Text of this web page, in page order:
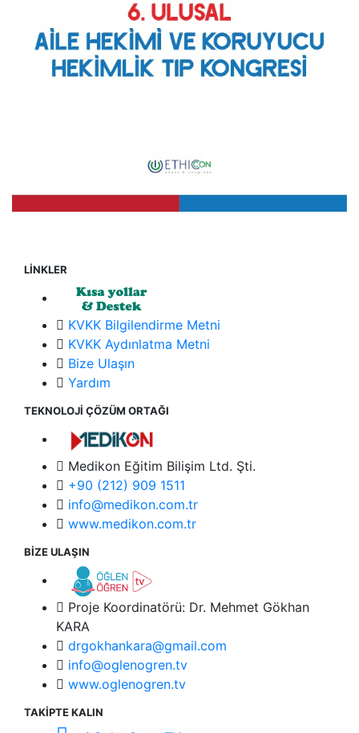
LİNKLER
KVKK Bilgilendirme Metni
KVKK Aydınlatma Metni
Bize Ulaşın
Yardım
TEKNOLOJİ ÇÖZÜM ORTAĞI
Medikon Eğitim Bilişim Ltd. Şti.
+90 (212) 909 1511
info@medikon.com.tr
www.medikon.com.tr
BİZE ULAŞIN
Proje Koordinatörü: Dr. Mehmet Gökhan
KARA
drgokhankara@gmail.com
info@oglenogren.tv
www.oglenogren.tv
TAKİPTE KALIN